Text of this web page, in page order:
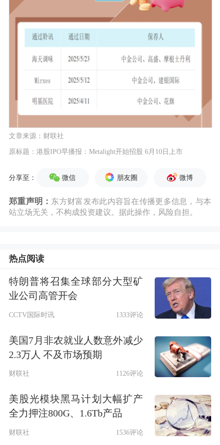
文章来源：财联社
原标题：港股IPO早播报：Metalight开始招股 6月10日上市
分享至： 微信 朋友圈 微博
郑重声明： 东方财富发布此内容旨在传播更多信息，与本
站立场无关，不构成投资建议。据此操作，风险自担。
热点阅读
特朗普将召集全球部分大型矿
业公司高管开会
CCTV国际时讯 1333评论
美国7月非农就业人数意外减少
2.3万人 不及市场预期
财联社 1126评论
美股光模块黑马计划大幅扩产
全力押注800G、1.6Tb产品
财联社 1536评论